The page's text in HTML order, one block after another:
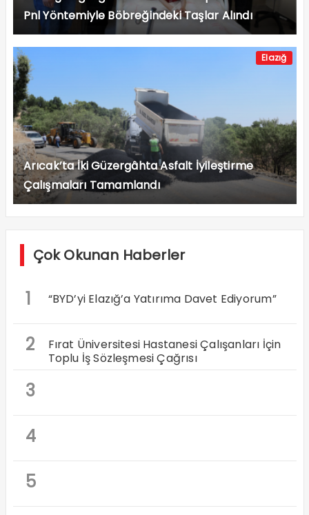
Pnl Yöntemiyle Böbreğindeki Taşlar Alındı
Elazığ
Arıcak’ta İki Güzergâhta Asfalt İyileştirme
Çalışmaları Tamamlandı
Çok Okunan Haberler
1 “BYD’yi Elazığ’a Yatırıma Davet Ediyorum”
2
Fırat Üniversitesi Hastanesi Çalışanları İçin
Toplu İş Sözleşmesi Çağrısı
3
4
5